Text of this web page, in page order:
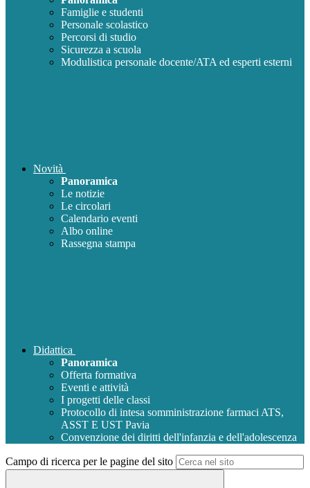
Famiglie e studenti
Personale scolastico
Percorsi di studio
Sicurezza a scuola
Modulistica personale docente/ATA ed esperti esterni
Novità
Panoramica
Le notizie
Le circolari
Calendario eventi
Albo online
Rassegna stampa
Didattica
Panoramica
Offerta formativa
Eventi e attività
I progetti delle classi
Protocollo di intesa somministrazione farmaci ATS,
ASST E UST Pavia
Convenzione dei diritti dell'infanzia e dell'adolescenza
Campo di ricerca per le pagine del sito